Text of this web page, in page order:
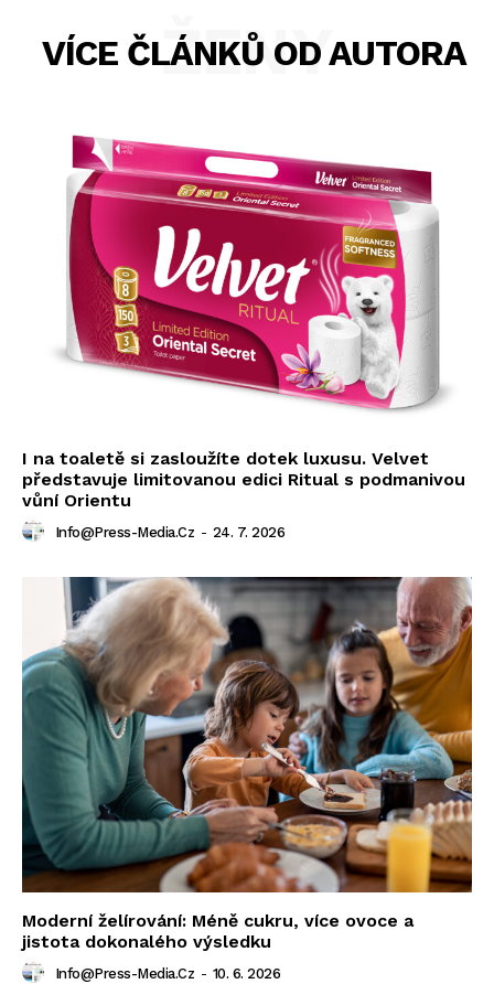
VÍCE ČLÁNKŮ OD AUTORA
ŽENY
I na toaletě si zasloužíte dotek luxusu. Velvet
představuje limitovanou edici Ritual s podmanivou
vůní Orientu
Info@press-Media.cz - 24. 7. 2026
Moderní želírování: Méně cukru, více ovoce a
jistota dokonalého výsledku
Info@press-Media.cz - 10. 6. 2026